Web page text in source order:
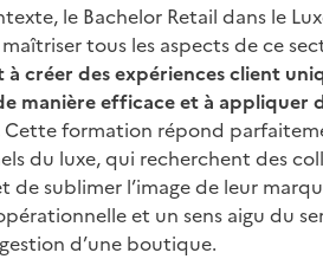
le Bachelor Retail dans le
tous les aspects de ce
créer des expériences client
manière efficace et à appliquer
Cette formation répond
du luxe, qui recherchent des
de sublimer l’image de leur
et un sens aigu du
d’une boutique.